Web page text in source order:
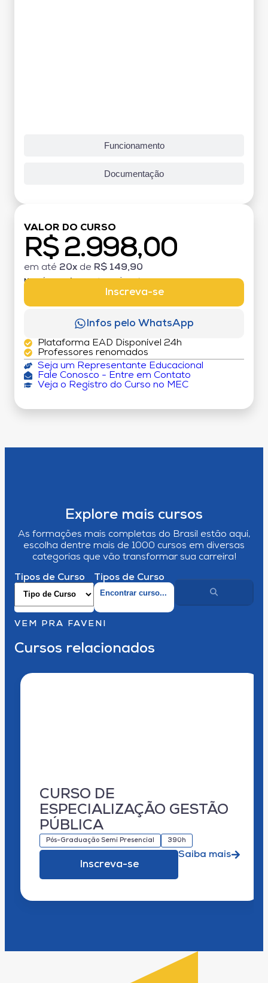
Funcionamento
Documentação
VALOR DO CURSO
R$ 2.998,00
em até 20x de R$ 149,90
MATRÍCULA:
Inscreva-se
Infos pelo WhatsApp
Plataforma EAD Disponível 24h
Professores renomados
Seja um Representante Educacional
Fale Conosco - Entre em Contato
Veja o Registro do Curso no MEC
Explore mais cursos
As formações mais completas do Brasil estão aqui,
escolha dentre mais de 1000 cursos em diversas
categorias que vão transformar sua carreira!
Tipos de Curso Tipos de Curso
VEM PRA FAVENI
Cursos relacionados
CURSO DE
ESPECIALIZAÇÃO GESTÃO
PÚBLICA
Pós-Graduação Semi Presencial 390h
Inscreva-se
Saiba mais